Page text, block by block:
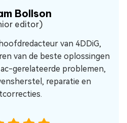
Bollson
editor)
van 4DDiG,
van de beste oplossingen
gerelateerde problemen,
reparatie en